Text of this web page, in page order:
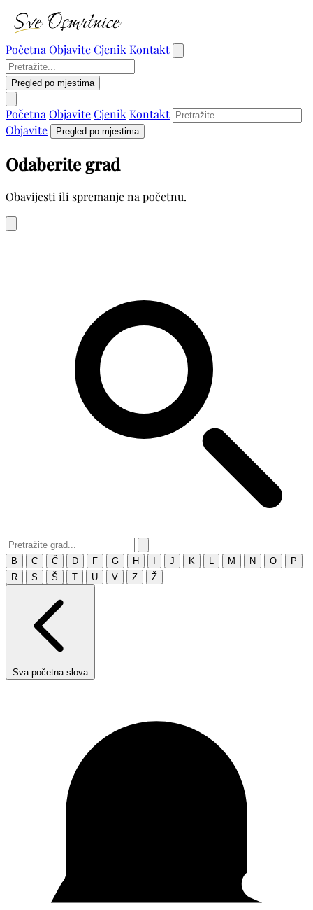
Početna ObjaviteCjenik Kontakt
Pregled po mjestima
Početna ObjaviteCjenik Kontakt
Objavite
Pregled po mjestima
Odaberite grad
Obavijesti ili spremanje na početnu.
B C Č D F G H J K M N O
P
R
S Š T U V Z Ž
Sva početna slova